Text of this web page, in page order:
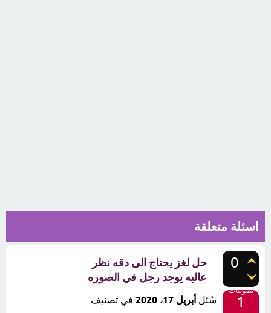
اسئلة متعلقة
0
تصويتات
1
حل لغز يحتاج الى دقه نظر
عاليه يوجد رجل في الصوره
سُئل أبريل 17، 2020
في تصنيف